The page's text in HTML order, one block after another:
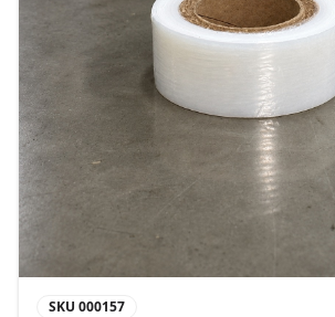
SKU 000157